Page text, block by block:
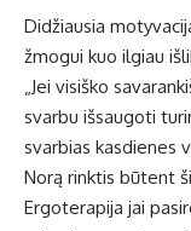
Didžiausia
žmogui kuo ilgiau
„Jei visiško
svarbu išsaugoti
svarbias kasdienes
Norą rinktis būtent
Ergoterapija jai